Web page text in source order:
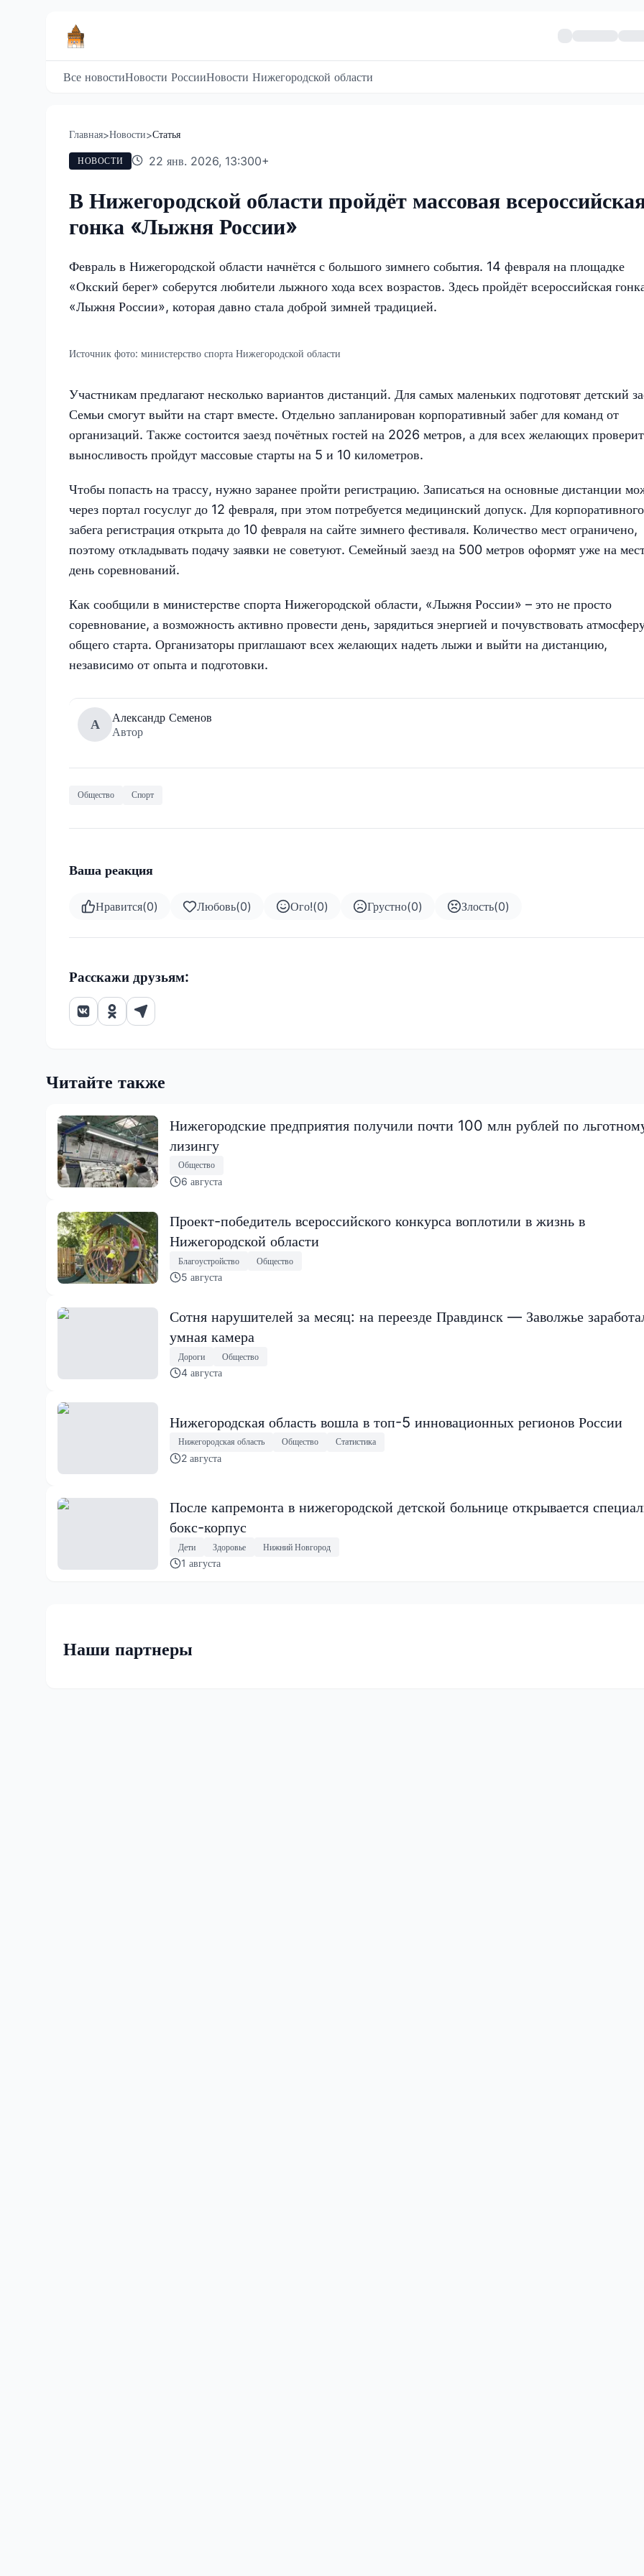
Все новостиНовости РоссииНовости Нижегородской области
Главная>Новости>Статья
НОВОСТИ 22 янв. 2026, 13:300+
В Нижегородской области пройдёт массовая
гонка «Лыжня России»
Февраль в Нижегородской области начнётся с большого зимнего события. 14 февраля на площадке
«Окский берег» соберутся любители лыжного хода всех возрастов. Здесь пройдёт всероссийская
«Лыжня России», которая давно стала доброй зимней традицией.
Источник фото: министерство спорта Нижегородской области
Участникам предлагают несколько вариантов дистанций. Для самых маленьких подготовят детский
Семьи смогут выйти на старт вместе. Отдельно запланирован корпоративный забег для команд от
организаций. Также состоится заезд почётных гостей на 2026 метров, а для всех желающих
выносливость пройдут массовые старты на 5 и 10 километров.
Чтобы попасть на трассу, нужно заранее пройти регистрацию. Записаться на основные дистанции
через портал госуслуг до 12 февраля, при этом потребуется медицинский допуск. Для корпоративного
забега регистрация открыта до 10 февраля на сайте зимнего фестиваля. Количество мест ограничено,
поэтому откладывать подачу заявки не советуют. Семейный заезд на 500 метров оформят уже на
день соревнований.
Как сообщили в министерстве спорта Нижегородской области, «Лыжня России» – это не просто
соревнование, а возможность активно провести день, зарядиться энергией и почувствовать
общего старта. Организаторы приглашают всех желающих надеть лыжи и выйти на дистанцию,
независимо от опыта и подготовки.
А
Александр Семенов
Автор
Общество Спорт
Ваша реакция
Нравится(0) Любовь(0) Ого!(0) Грустно(0) Злость(0)
Расскажи друзьям:
Читайте также
Нижегородские предприятия получили почти 100 млн рублей по
лизингу
Общество
6 августа
Проект-победитель всероссийского конкурса воплотили в жизнь в
Нижегородской области
Благоустройство Общество
5 августа
Сотня нарушителей за месяц: на переезде Правдинск — Заволжье
умная камера
Дороги Общество
4 августа
Нижегородская область вошла в топ-5 инновационных регионов России
Нижегородская область Общество Статистика
2 августа
После капремонта в нижегородской детской больнице открывается
бокс-корпус
Дети Здоровье Нижний Новгород
1 августа
Наши партнеры